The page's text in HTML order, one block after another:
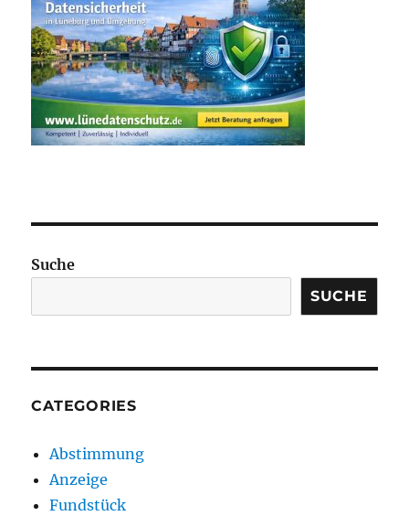
Suche
SUCHE
CATEGORIES
Abstimmung
Anzeige
Fundstück